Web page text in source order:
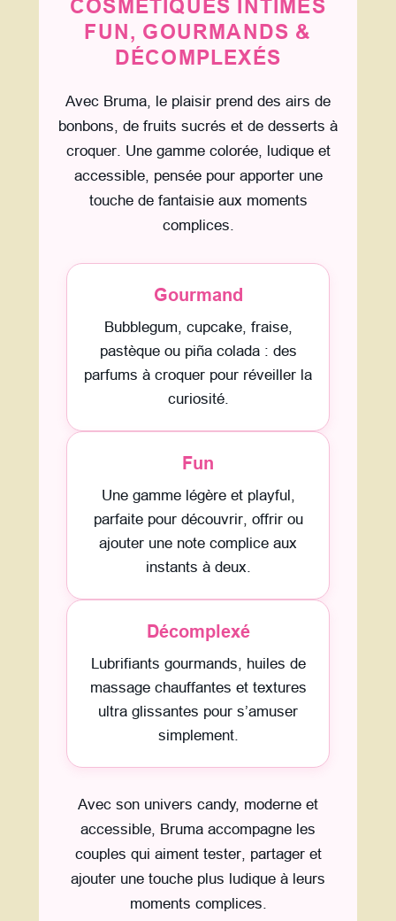
COSMÉTIQUES INTIMES
FUN, GOURMANDS &
DÉCOMPLEXÉS
Avec Bruma, le plaisir prend des airs de
bonbons, de fruits sucrés et de desserts à
croquer. Une gamme colorée, ludique et
accessible, pensée pour apporter une
touche de fantaisie aux moments
complices.
Gourmand
Bubblegum, cupcake, fraise,
pastèque ou piña colada : des
parfums à croquer pour réveiller la
curiosité.
Fun
Une gamme légère et playful,
parfaite pour découvrir, offrir ou
ajouter une note complice aux
instants à deux.
Décomplexé
Lubrifiants gourmands, huiles de
massage chauffantes et textures
ultra glissantes pour s’amuser
simplement.
Avec son univers candy, moderne et
accessible, Bruma accompagne les
couples qui aiment tester, partager et
ajouter une touche plus ludique à leurs
moments complices.